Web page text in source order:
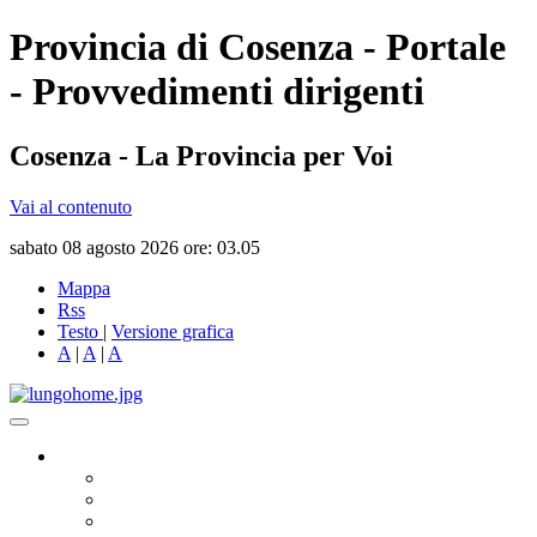
Provincia di Cosenza - Portale
- Provvedimenti dirigenti
Cosenza - La Provincia per Voi
Vai al contenuto
sabato 08 agosto 2026 ore: 03.05
Mappa
Rss
Testo | Versione grafica
A | A | A